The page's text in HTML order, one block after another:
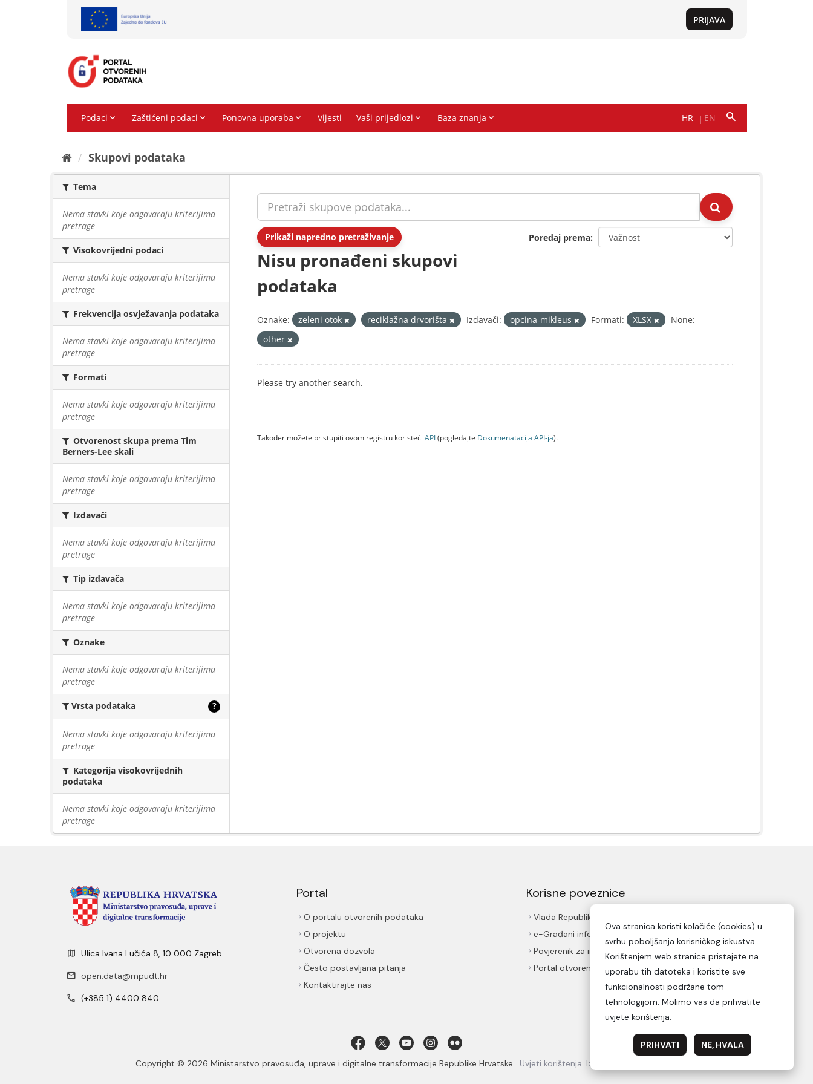
Skupovi podаtаkа
Tema
Nema stavki koje odgovaraju kriterijima
pretrage
Visokovrijedni podaci
Nema stavki koje odgovaraju kriterijima
pretrage
Frekvencija osvježavanja podataka
Nema stavki koje odgovaraju kriterijima
pretrage
Formati
Nema stavki koje odgovaraju kriterijima
pretrage
Otvorenost skupa prema Tim
Berners-Lee skali
Nema stavki koje odgovaraju kriterijima
pretrage
Izdavači
Nema stavki koje odgovaraju kriterijima
pretrage
Tip izdavača
Nema stavki koje odgovaraju kriterijima
pretrage
Oznake
Nema stavki koje odgovaraju kriterijima
pretrage
Vrsta podataka ?
Nema stavki koje odgovaraju kriterijima
pretrage
Kategorija visokovrijednih
podataka
Nema stavki koje odgovaraju kriterijima
pretrage
Prikaži napredno pretraživanje Poredaj prema
Nisu pronađeni skupovi
podataka
Oznake: zeleni otok reciklažna drvorišta Izdavači: opcina-mikleus Formati: XLSX
None:
other
Please try another search.
Također možete pristupiti ovom registru koristeći API(pogledajte Dokumenаtаcijа API-jа).